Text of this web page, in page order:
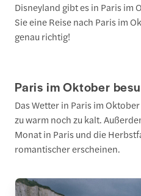
Disneyland gibt es in Paris im
Sie eine Reise nach Paris im
genau richtig!
Paris im Oktober
Das Wetter in Paris im
zu warm noch zu kalt.
Monat in Paris und die
romantischer erscheinen.